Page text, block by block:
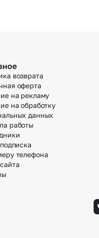
возврата
оферта
на рекламу
на обработку
данных
работы
телефона